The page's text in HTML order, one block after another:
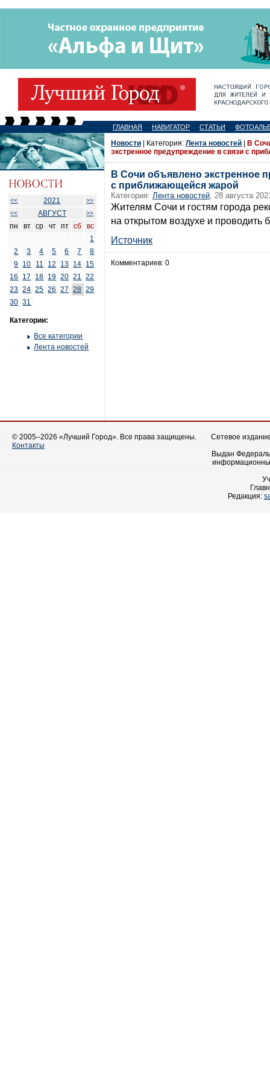
ГЛАВНАЯ НАВИГАТОР СТАТЬИ
<< 2021
>>
<<
АВГУСТ >>
пн вт ср чт пт сб
вс
1
2
3 4 5 6 7
8
9 10 11 12 13 14 15
16
17 18 19 20 21
22
23 24 25 26 27 28 29
30 31
Категории:
Все категории
Лента новостей
Новости | Категория: Лента новостей
В
экстренное предупреждение в связи с
В Сочи объявлено экстренное
с приближающейся жарой
Категория: Лента новостей, 28 августа
Жителям Сочи и гостям города
на открытом воздухе и
Источник
Комментариев: 0
© 2005–2026 «Лучший Город». Все права защищены.
Контакты
Сетевое
Выдан
Редакция: